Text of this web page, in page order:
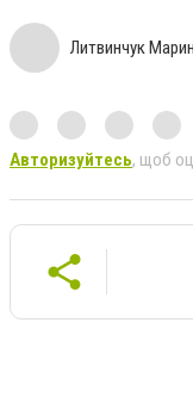
Литвинчук
Авторизуйтесь, щоб